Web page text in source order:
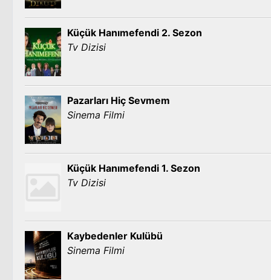
Küçük Hanımefendi 2. Sezon
Tv Dizisi
Pazarları Hiç Sevmem
Sinema Filmi
Küçük Hanımefendi 1. Sezon
Tv Dizisi
Kaybedenler Kulübü
Sinema Filmi